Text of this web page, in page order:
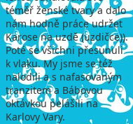
téměř ženské tvary a dalo
nám hodně práce udržet
Karose na uzdě (uzdičce)).
Poté se všichni přesunuli
k vlaku. My jsme se též
nalodili a s nafasovaným
tranzitem a Bábovou
oktávkou pelášili na
Karlovy Vary.